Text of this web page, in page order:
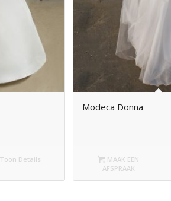
Toon Details
Modeca Donna
MAAK EEN
AFSPRAAK